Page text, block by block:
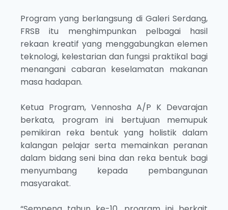
Program yang berlangsung di Galeri Serdang,
FRSB itu menghimpunkan pelbagai hasil
rekaan kreatif yang menggabungkan elemen
teknologi, kelestarian dan fungsi praktikal bagi
menangani cabaran keselamatan makanan
masa hadapan.
Ketua Program, Vennosha A/P K Devarajan
berkata, program ini bertujuan memupuk
pemikiran reka bentuk yang holistik dalam
kalangan pelajar serta memainkan peranan
dalam bidang seni bina dan reka bentuk bagi
menyumbang kepada pembangunan
masyarakat.